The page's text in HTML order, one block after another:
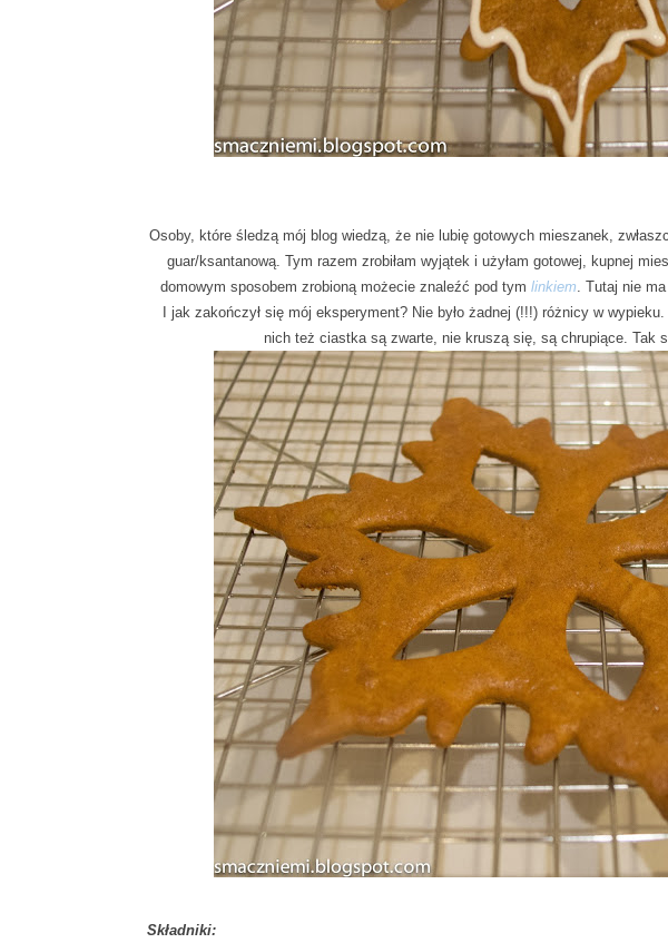
Osoby, które śledzą mój blog wiedzą, że nie lubię gotowych mieszanek,
guar/ksantanową. Tym razem zrobiłam wyjątek i użyłam gotowej, kupnej
domowym sposobem zrobioną możecie znaleźć pod tym linkiem. Tutaj nie
I jak zakończył się mój eksperyment? Nie było żadnej (!!!) różnicy w
nich też ciastka są zwarte, nie kruszą się, są chrupiące. Tak
Składniki: